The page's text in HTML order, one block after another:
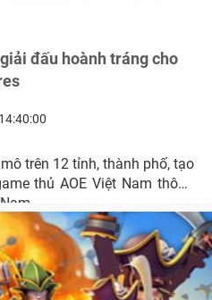
đấu hoành tráng cho
trên 12 tỉnh, thành phố, tạo
thủ AOE Việt Nam thông